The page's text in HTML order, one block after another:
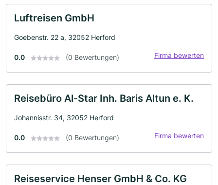
Luftreisen GmbH
Goebenstr. 22 a, 32052 Herford
0.0 (0 Bewertungen) Firma bewerten
Reisebüro Al-Star Inh. Baris Altun e. K.
Johannisstr. 34, 32052 Herford
0.0 (0 Bewertungen) Firma bewerten
Reiseservice Henser GmbH & Co. KG